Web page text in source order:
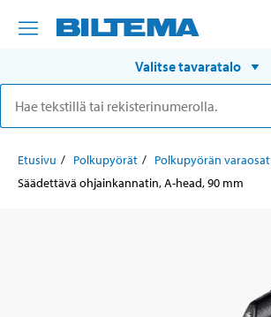
Valitse tavaratalo
Etusivu Polkupyörät Polkupyörän varaosat
Säädettävä ohjainkannatin, A-head, 90 mm